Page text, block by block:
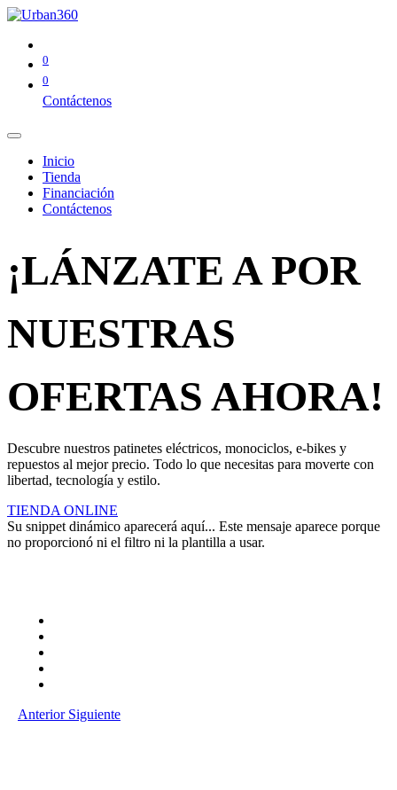
0
0
Contáctenos
Inicio
Tienda
Financiación
Contáctenos
¡LÁNZATE A POR
NUESTRAS
OFERTAS AHORA!
Descubre nuestros patinetes eléctricos, monociclos, e-bikes y
repuestos al mejor precio. Todo lo que necesitas para moverte con
libertad, tecnología y estilo.
TIENDA ONLINE
Su snippet dinámico aparecerá aquí... Este mensaje aparece porque
no proporcionó ni el filtro ni la plantilla a usar.
Anterior Siguiente